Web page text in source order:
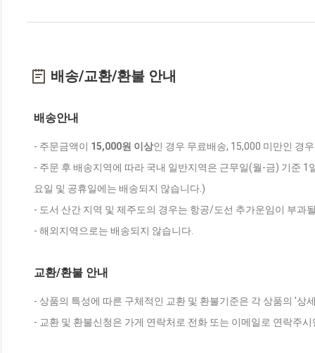
배송/교환/환불 안내
배송안내
- 주문금액이 15,000원 이상인 경우 무료배송, 15,000 미만인 경
- 주문 후 배송지역에 따라 국내 일반지역은 근무일(월-금) 기준
요일 및 공휴일에는 배송되지 않습니다.)
- 도서 산간 지역 및 제주도의 경우는 항공/도선 추가운임이 부과
- 해외지역으로는 배송되지 않습니다.
교환/환불 안내
- 상품의 특성에 따른 구체적인 교환 및 환불기준은 각 상품의 '상
- 교환 및 환불신청은 가게 연락처로 전화 또는 이메일로 연락주